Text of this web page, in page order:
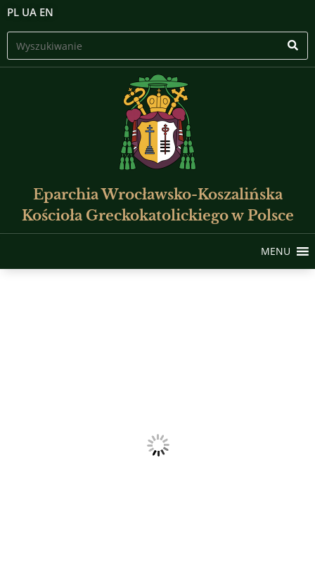
PL UA EN
Eparchia Wrocławsko-Koszalińska
Kościoła Greckokatolickiego w Polsce
MENU